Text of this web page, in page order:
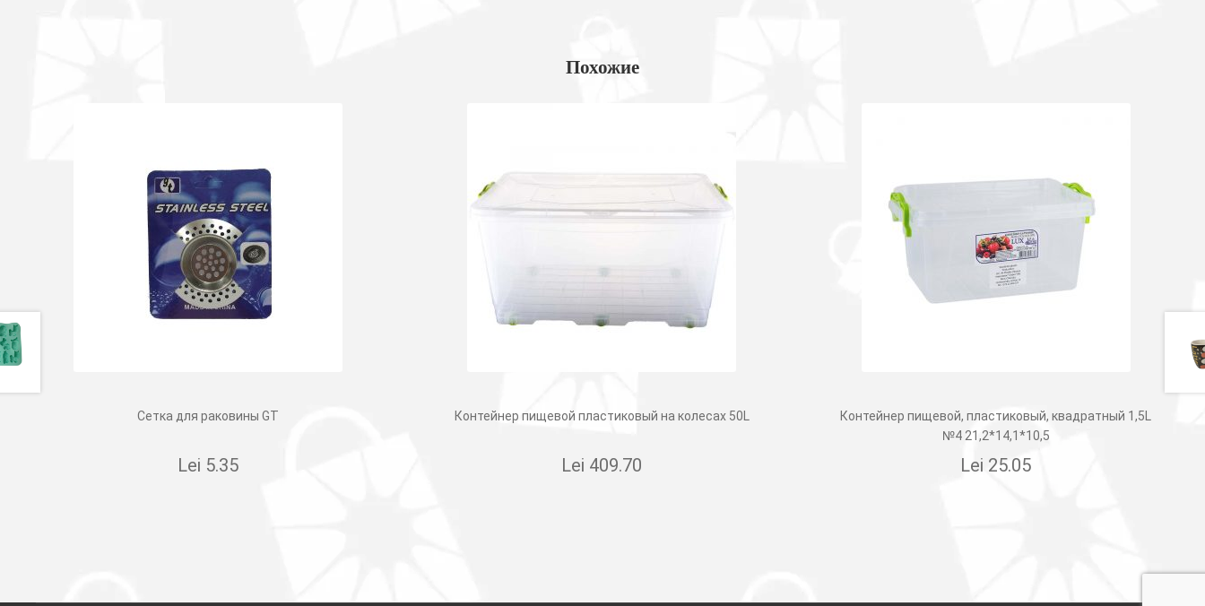
Похожие
Сетка для раковины GT
Lei 5.35
Контейнер пищевой пластиковый на колесах 50L
Lei 409.70
Контейнер пищевой, пластиковый, квадратный 1,5L
№4 21,2*14,1*10,5
Lei 25.05